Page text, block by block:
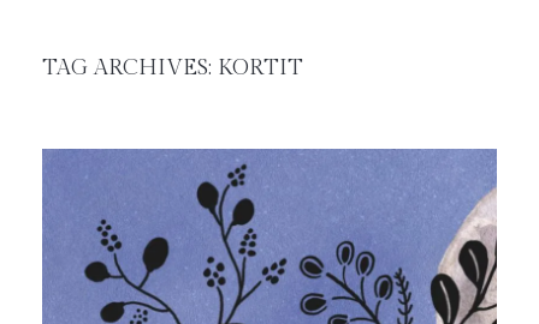
TAG ARCHIVES: KORTIT